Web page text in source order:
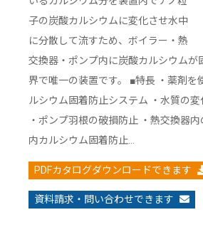
子の炭酸カルシウムに変化させ水中
に分散して流すため、ボイラー・熱
交換器・ポンプ内に炭酸カルシウムが
界で唯一の装置です。 ■特長 ・薬剤を
ルシウム固着防止システム ・水質の
・ポンプ羽根の破損防止 ・熱交換器
内カルシウム固着防止…
PDFカタログダウンロードできます
資料請求・問い合わせできます